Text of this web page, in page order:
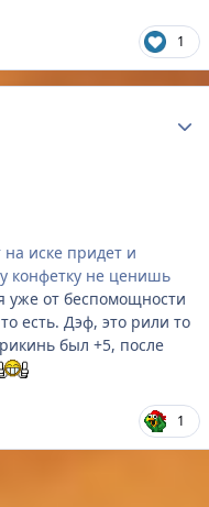
1
иске придет и
конфетку не ценишь
уже от беспомощности
есть. Дэф, это рили то
был +5, после
1